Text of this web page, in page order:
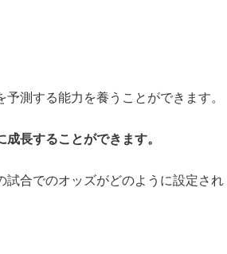
測する能力を養うことができます。
長することができます。
合でのオッズがどのように設定され